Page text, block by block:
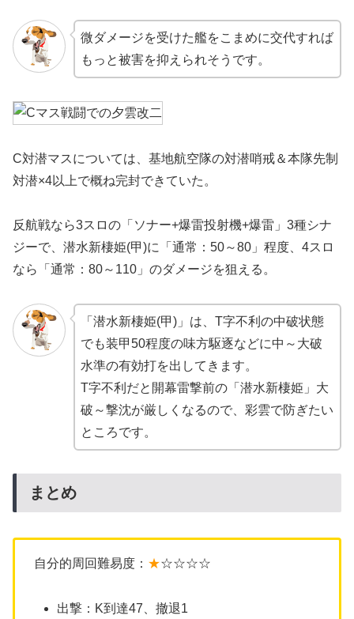
微ダメージを受けた艦をこまめに交代すれば
もっと被害を抑えられそうです。
C対潜マスについては、基地航空隊の対潜哨戒＆本隊先制
対潜×4以上で概ね完封できていた。
反航戦なら3スロの「ソナー+爆雷投射機+爆雷」3種シナ
ジーで、潜水新棲姫(甲)に「通常：50～80」程度、4スロ
なら「通常：80～110」のダメージを狙える。
「潜水新棲姫(甲)」は、T字不利の中破状態
でも装甲50程度の味方駆逐などに中～大破
水準の有効打を出してきます。
T字不利だと開幕雷撃前の「潜水新棲姫」大
破～撃沈が厳しくなるので、彩雲で防ぎたい
ところです。
まとめ
自分的周回難易度： ★☆☆☆☆
出撃：K到達47、撤退1